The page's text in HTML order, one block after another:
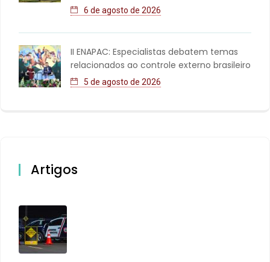
6 de agosto de 2026
II ENAPAC: Especialistas debatem temas
relacionados ao controle externo brasileiro
5 de agosto de 2026
Artigos